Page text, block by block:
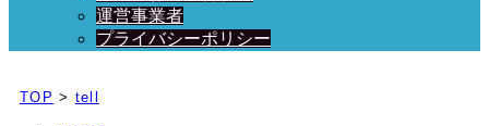
運営事業者
プライバシーポリシー
TOP > tell